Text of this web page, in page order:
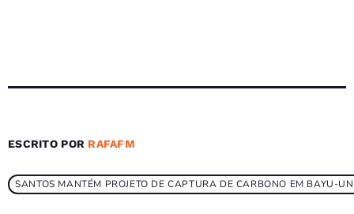
ESCRITO POR RAFAFM
SANTOS MANTÉM PROJETO DE CAPTURA DE CARBONO EM BAYU-